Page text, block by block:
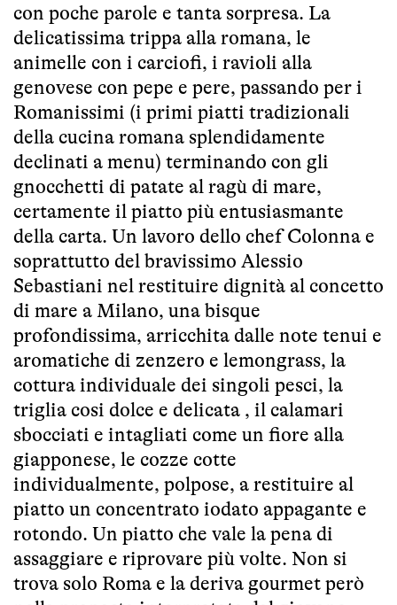
con poche parole e tanta sorpresa. La
delicatissima trippa alla romana, le
animelle con i carciofi, i ravioli alla
genovese con pepe e pere, passando per i
Romanissimi (i primi piatti tradizionali
della cucina romana splendidamente
declinati a menu) terminando con gli
gnocchetti di patate al ragù di mare,
certamente il piatto più entusiasmante
della carta. Un lavoro dello chef Colonna e
soprattutto del bravissimo Alessio
Sebastiani nel restituire dignità al concetto
di mare a Milano, una bisque
profondissima, arricchita dalle note tenui e
aromatiche di zenzero e lemongrass, la
cottura individuale dei singoli pesci, la
triglia cosi dolce e delicata , il calamari
sbocciati e intagliati come un fiore alla
giapponese, le cozze cotte
individualmente, polpose, a restituire al
piatto un concentrato iodato appagante e
rotondo. Un piatto che vale la pena di
assaggiare e riprovare più volte. Non si
trova solo Roma e la deriva gourmet però